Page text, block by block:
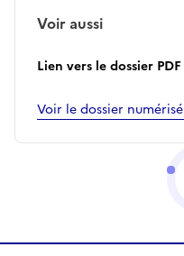
Voir aussi
Lien vers le dossier PDF
Voir le dossier numérisé